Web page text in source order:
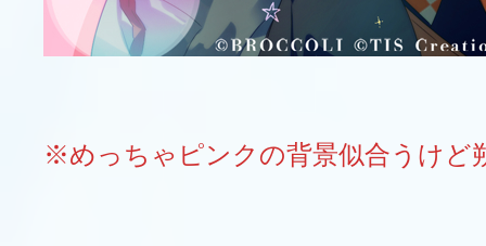
※めっちゃピンクの背景似合うけど